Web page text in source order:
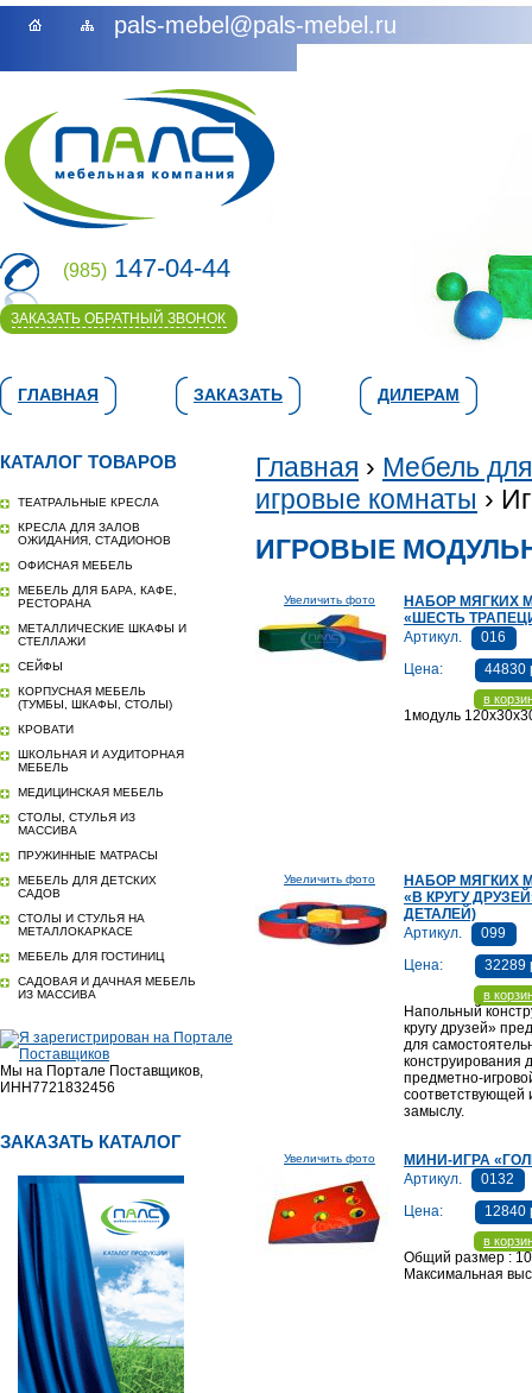
pals-mebel@pals-mebel.ru
(985) 147-04-44
ЗАКАЗАТЬ ОБРАТНЫЙ ЗВОНОК
ГЛАВНАЯ ЗАКАЗАТЬ ДИЛЕРАМ
КАТАЛОГ ТОВАРОВ
ТЕАТРАЛЬНЫЕ КРЕСЛА
КРЕСЛА ДЛЯ ЗАЛОВ
ОЖИДАНИЯ, СТАДИОНОВ
ОФИСНАЯ МЕБЕЛЬ
МЕБЕЛЬ ДЛЯ БАРА, КАФЕ,
РЕСТОРАНА
МЕТАЛЛИЧЕСКИЕ ШКАФЫ И
СТЕЛЛАЖИ
СЕЙФЫ
КОРПУСНАЯ МЕБЕЛЬ
(ТУМБЫ, ШКАФЫ, СТОЛЫ)
КРОВАТИ
ШКОЛЬНАЯ И АУДИТОРНАЯ
МЕБЕЛЬ
МЕДИЦИНСКАЯ МЕБЕЛЬ
СТОЛЫ, СТУЛЬЯ ИЗ
МАССИВА
ПРУЖИННЫЕ МАТРАСЫ
МЕБЕЛЬ ДЛЯ ДЕТСКИХ
САДОВ
СТОЛЫ И СТУЛЬЯ НА
МЕТАЛЛОКАРКАСЕ
МЕБЕЛЬ ДЛЯ ГОСТИНИЦ
САДОВАЯ И ДАЧНАЯ МЕБЕЛЬ
ИЗ МАССИВА
Мы на Портале Поставщиков,
ИНН7721832456
ЗАКАЗАТЬ КАТАЛОГ
Главная › Мебель
игровые комнаты ›
ИГРОВЫЕ
Увеличить фото
НАБОР МЯГКИХ
«ШЕСТЬ
Артикул.
016
Цена:
44830
в
1модуль
Увеличить фото
НАБОР МЯГКИХ
«В КРУГУ
ДЕТАЛЕЙ)
Артикул.
099
Цена:
32289
в
Напольный
кругу друзей»
для
конструирования
предметно-
соответствующей
замыслу.
Увеличить фото
МИНИ-ИГРА
Артикул.
0132
Цена:
12840
в
Общий размер :
Максимальная